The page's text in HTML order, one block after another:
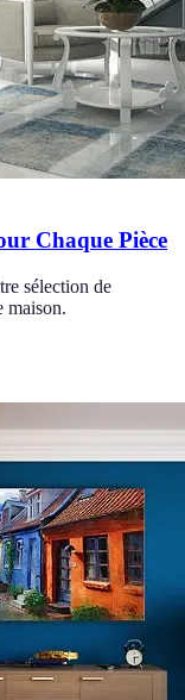
Chaque Pièce
sélection de
maison.